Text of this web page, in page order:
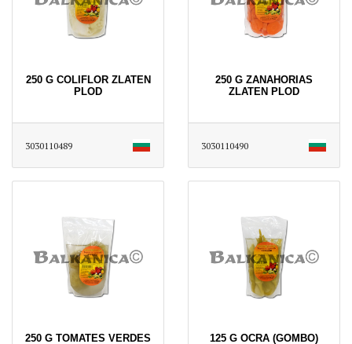
250 G COLIFLOR ZLATEN
PLOD
3030110489
250 G ZANAHORIAS
ZLATEN PLOD
3030110490
250 G TOMATES VERDES
125 G OCRA (GOMBO)